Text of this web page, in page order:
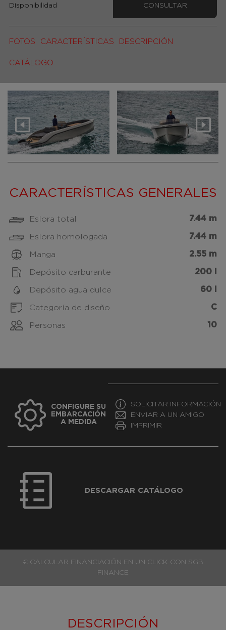
FOTOS CARACTERÍSTICAS DESCRIPCIÓN
CATÁLOGO
Disponibilidad CONSULTAR
CARACTERÍSTICAS GENERALES
Eslora total 7.44 m
Eslora homologada 7.44 m
Manga 2.55 m
Depósito carburante 200 l
Depósito agua dulce 60 l
Categoría de diseño C
Personas 10
CONFIGURE SU
EMBARCACIÓN
A MEDIDA
SOLICITAR INFORMACIÓN
ENVIAR A UN AMIGO
IMPRIMIR
DESCARGAR CATÁLOGO
€ CALCULAR FINANCIACIÓN EN UN CLICK CON SGB
FINANCE
DESCRIPCIÓN